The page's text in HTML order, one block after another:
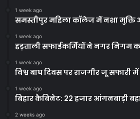
1 week ago
समस्तीपुर महिला कॉलेज में नशा मुक्ति
1 week ago
हड़ताली सफाईकर्मियों ने नगर निगम
1 week ago
विश्व बाघ दिवस पर राजगीर जू सफारी
1 week ago
बिहार कैबिनेट: 22 हजार आंगनबाड़ी
2 weeks ago